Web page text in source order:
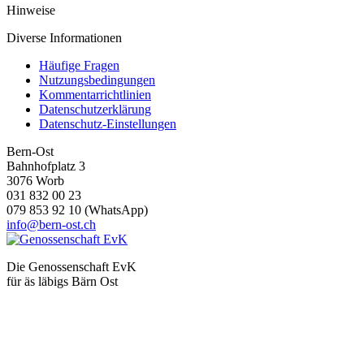
Hinweise
Diverse Informationen
Häufige Fragen
Nutzungsbedingungen
Kommentarrichtlinien
Datenschutzerklärung
Datenschutz-Einstellungen
Bern-Ost
Bahnhofplatz 3
3076 Worb
031 832 00 23
079 853 92 10 (WhatsApp)
info@bern-ost.ch
Die Genossenschaft EvK
für äs läbigs Bärn Ost